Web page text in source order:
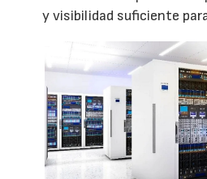
y visibilidad suficiente